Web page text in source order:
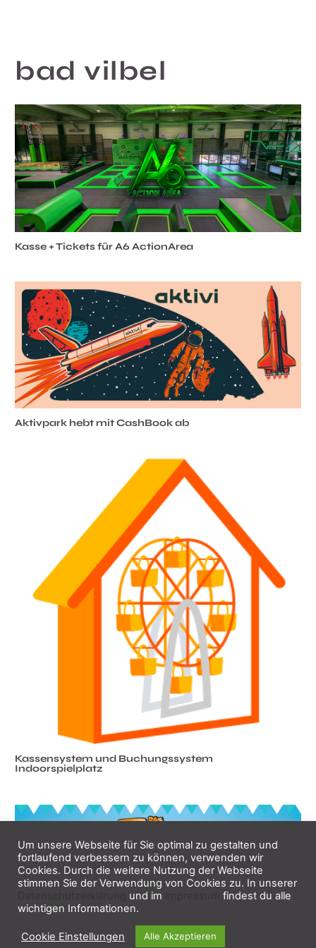
bad vilbel
Kasse + Tickets für A6 ActionArea
Aktivpark hebt mit CashBook ab
Kassensystem und Buchungssystem
Indoorspielplatz
Kasse + Tickets im Tollhaus
Um unsere Webseite für Sie optimal zu gestalten und
fortlaufend verbessern zu können, verwenden wir
Cookies. Durch die weitere Nutzung der Webseite
stimmen Sie der Verwendung von Cookies zu. In unserer
und im
findest du alle
wichtigen Informationen.
Cookie Einstellungen Alle Akzeptieren